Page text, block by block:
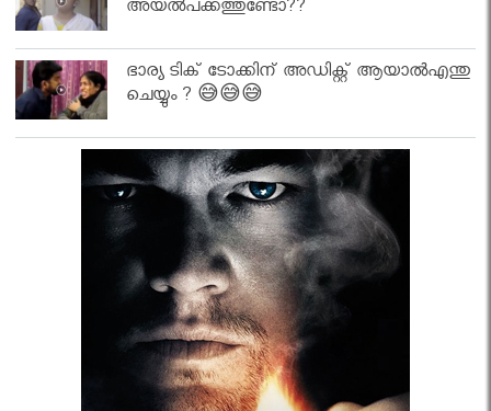
അയല്‍പക്കത്തുണ്ടോ??
ഭാര്യ ടിക് ടോക്കിന് അഡിക്റ്റ് ആയാൽഎന്തു
ചെയ്യും ? 😅😅😅